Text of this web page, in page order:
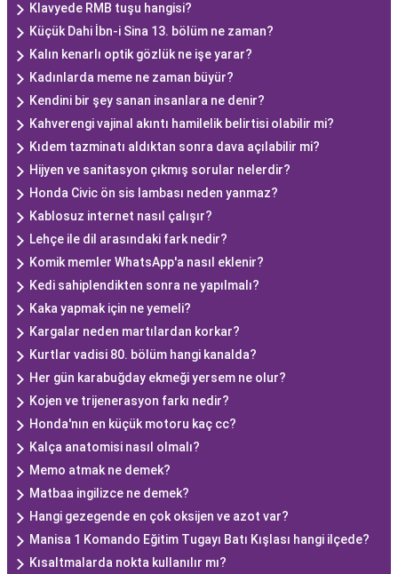
Klavyede RMB tuşu hangisi?
Küçük Dahi İbn-i Sina 13. bölüm ne zaman?
Kalın kenarlı optik gözlük ne işe yarar?
Kadınlarda meme ne zaman büyür?
Kendini bir şey sanan insanlara ne denir?
Kahverengi vajinal akıntı hamilelik belirtisi olabilir mi?
Kıdem tazminatı aldıktan sonra dava açılabilir mi?
Hijyen ve sanitasyon çıkmış sorular nelerdir?
Honda Civic ön sis lambası neden yanmaz?
Kablosuz internet nasıl çalışır?
Lehçe ile dil arasındaki fark nedir?
Komik memler WhatsApp'a nasıl eklenir?
Kedi sahiplendikten sonra ne yapılmalı?
Kaka yapmak için ne yemeli?
Kargalar neden martılardan korkar?
Kurtlar vadisi 80. bölüm hangi kanalda?
Her gün karabuğday ekmeği yersem ne olur?
Kojen ve trijenerasyon farkı nedir?
Honda'nın en küçük motoru kaç cc?
Kalça anatomisi nasıl olmalı?
Memo atmak ne demek?
Matbaa ingilizce ne demek?
Hangi gezegende en çok oksijen ve azot var?
Manisa 1 Komando Eğitim Tugayı Batı Kışlası hangi ilçede?
Kısaltmalarda nokta kullanılır mı?